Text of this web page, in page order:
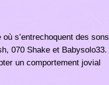
s’entrechoquent des sons
070 Shake et Babysolo33.
un comportement jovial